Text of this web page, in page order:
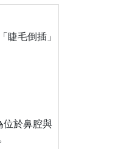
睫毛倒插」
位於鼻腔與